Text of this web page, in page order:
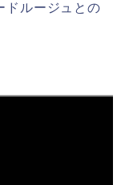
ドルージュとの